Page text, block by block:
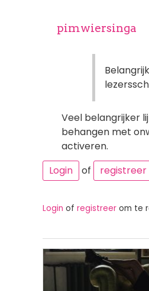
pimwiersinga
Veel belangrijker
behangen met
activeren.
Login
of registreer
Login of registreer om te
Afbeelding